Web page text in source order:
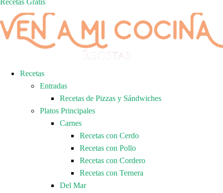
Recetas Gratis
Recetas
Entradas
Recetas de Pizzas y Sándwiches
Platos Principales
Carnes
Recetas con Cerdo
Recetas con Pollo
Recetas con Cordero
Recetas con Ternera
Del Mar